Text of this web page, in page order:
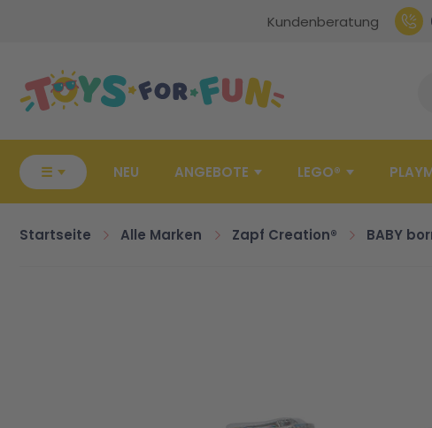
Kundenberatung
☰ NEU ANGEBOTE LEGO®
Startseite Alle Marken Zapf Creation® BABY